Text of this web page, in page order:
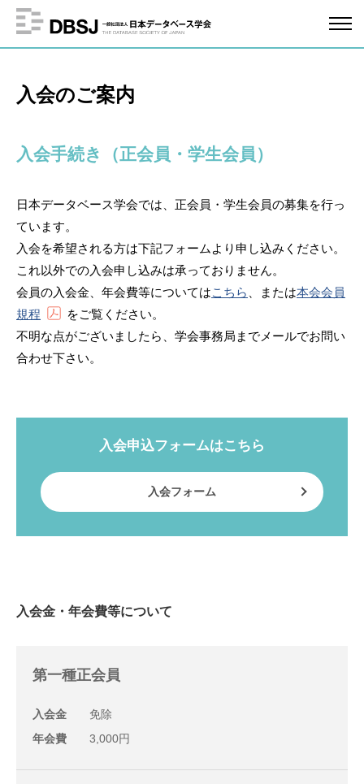
入会のご案内
入会手続き（正会員・学生会員）
日本データベース学会では、正会員・学生会員の募集を行っ
ています。
入会を希望される方は下記フォームより申し込みください。
これ以外での入会申し込みは承っておりません。
会員の入会金、年会費等についてはこちら 、または本会会員
規程
をご覧ください。
不明な点がございましたら、学会事務局までメールでお問い
合わせ下さい。
入会申込フォームはこちら
入会フォーム
入会金・年会費等について
第一種正会員
入会金
免除
年会費
3,000円